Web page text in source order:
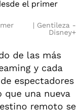
Gentileza -
Disney+
de las más
y cada
espectadores
que una nueva
remoto se